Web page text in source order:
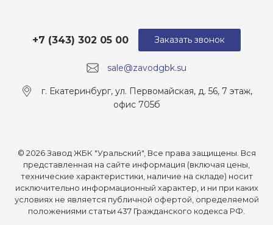
sale@zavodgbk.su
+7 (343) 302 05 00
г. Екатеринбург, ул. Первомайская, д. 56, 7 этаж,
офис 705б
Заказать звонок
© 2026 Завод ЖБК "Уральский", Все права защищены. Вся
представленная на сайте информация (включая цены,
технические характеристики, наличие на складе) носит
исключительно информационный характер, и ни при каких
условиях не является публичной офертой, определяемой
положениями статьи 437 Гражданского кодекса РФ.